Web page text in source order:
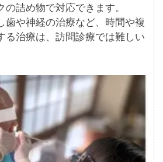
の詰め物で対応できます。
歯や神経の治療など、時間や複
る治療は、訪問診療では難しい